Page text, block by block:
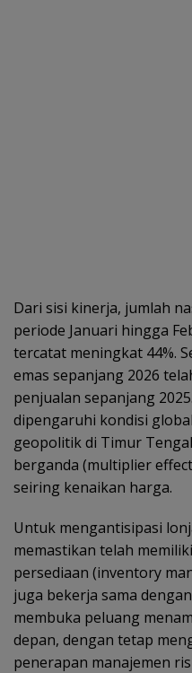
Dari sisi kinerja, jumlah
periode Januari hingga
tercatat meningkat 44%.
emas sepanjang 2026
penjualan sepanjang
dipengaruhi kondisi
geopolitik di Timur
berganda (multiplier
seiring kenaikan harga.
Untuk mengantisipasi
memastikan telah
persediaan (inventory
juga bekerja sama
membuka peluang
depan, dengan tetap
penerapan manajemen